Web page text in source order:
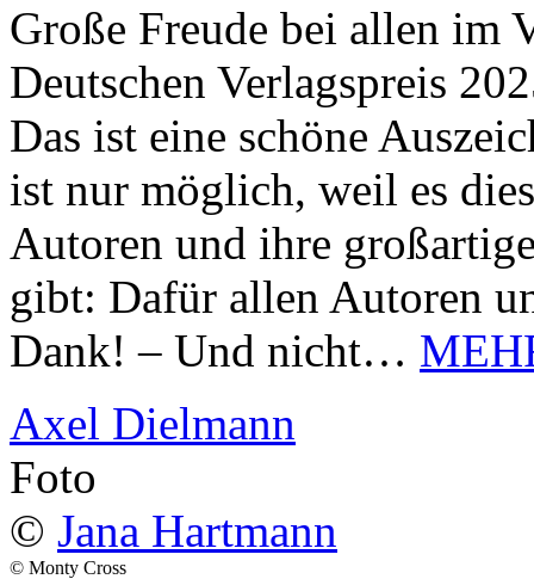
Große Freude bei allen im
Deutschen Verlagspreis
Das ist eine schöne
ist nur möglich, weil es
Autoren und ihre
gibt: Dafür allen Autoren
Dank! – Und nicht…
Axel Dielmann
Foto
© Jana Hartmann
© Monty Cross